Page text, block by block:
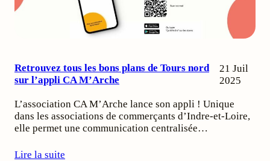
Retrouvez tous les bons plans de Tours nord
sur l’appli CA M’Arche
21 Juil
2025
L’association CA M’Arche lance son appli ! Unique
dans les associations de commerçants d’Indre-et-Loire,
elle permet une communication centralisée…
Lire la suite